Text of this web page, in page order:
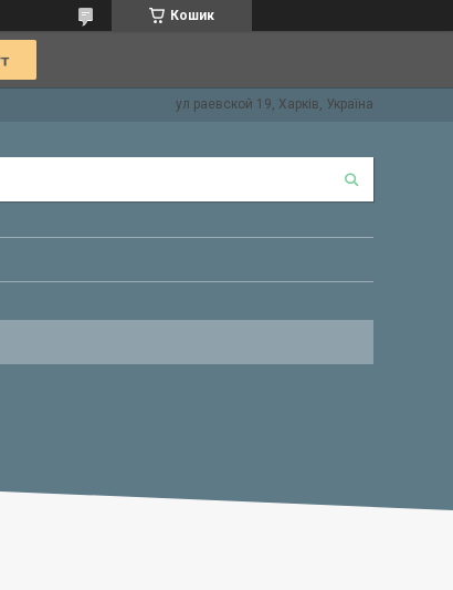
Кошик
ул раевской 19, Харків, Україна